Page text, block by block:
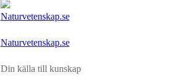
Naturvetenskap.se
Din källa till kunskap